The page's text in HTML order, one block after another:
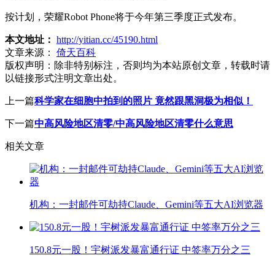
按计划，荣耀Robot Phone将于今年第三季度正式发布。
本文地址： http://yitian.cc/45190.html
文章来源：
倚天百科
版权声明： 除非特别标注，否则均为本站原创文章，转载时请
以链接形式注明文章出处。
上一篇科学家在细胞中拍到的照片 竟然跟黑洞极为相似！
下一篇中高风险地区清零/中高风险地区清零什么意思
相关文章
机构：一封邮件可劫持Claude、Gemini等五大AI浏览器
150.8元一股！宇树派发暴富通行证 中签率万分之三